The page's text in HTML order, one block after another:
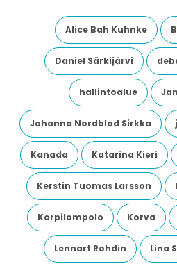
Alice Bah Kuhnke
Daniel Särkijärvi
hallintoalue
Johanna Nordblad Sirkka
Kanada Katarina Kieri
Kerstin Tuomas Larsson
Korpilompolo Korva
Lennart Rohdin Lina